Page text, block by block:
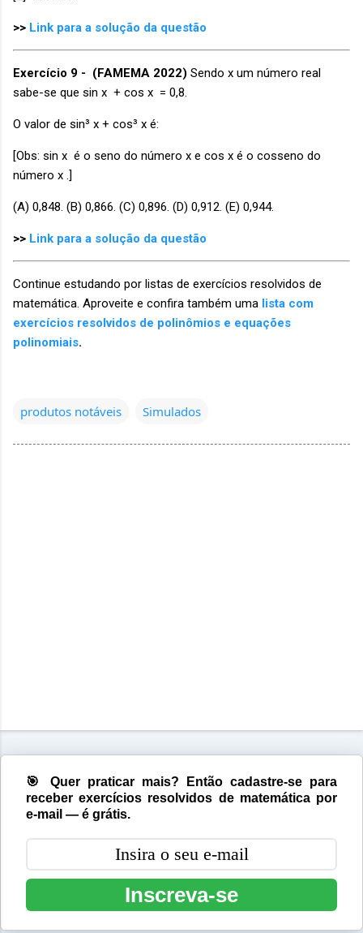
>> Link para a solução da questão
Exercício 9 - (FAMEMA 2022) Sendo x um número real
sabe-se que sin x + cos x = 0,8.
O valor de sin³ x + cos³ x é:
[Obs: sin x é o seno do número x e cos x é o cosseno do
número x .]
(A) 0,848. (B) 0,866. (C) 0,896. (D) 0,912. (E) 0,944.
>> Link para a solução da questão
Continue estudando por listas de exercícios resolvidos de
matemática. Aproveite e confira também uma lista com
exercícios resolvidos de polinômios e equações
polinomiais.
produtos notáveis Simulados
🎯 Quer praticar mais? Então cadastre-se para
receber exercícios resolvidos de matemática por
e-mail — é grátis.
Inscreva-se